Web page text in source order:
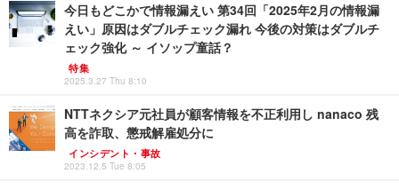
今日もどこかで情報漏えい 第34回「2025年2月の情報漏
えい」原因はダブルチェック漏れ 今後の対策はダブルチ
ェック強化 ～ イソップ童話？
特集
2025.3.27 Thu 8:10
NTTネクシア元社員が顧客情報を不正利用し nanaco 残
高を詐取、懲戒解雇処分に
インシデント・事故
2023.12.5 Tue 8:05